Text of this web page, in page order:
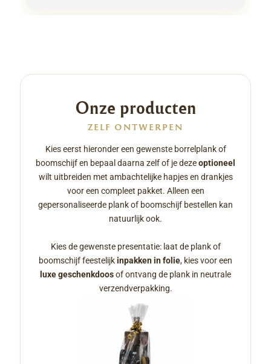
Onze producten
ZELF ONTWERPEN
Kies eerst hieronder een gewenste borrelplank of
boomschijf en bepaal daarna zelf of je dezeoptioneel
wilt uitbreiden met ambachtelijke hapjes en drankjes
voor een compleet pakket. Alleen een
gepersonaliseerde plank of boomschijf bestellen kan
natuurlijk ook.
Kies de gewenste presentatie: laat de plank of
boomschijf feestelijkinpakken in folie, kies voor een
luxe geschenkdoosof ontvang de plank in neutrale
verzendverpakking.